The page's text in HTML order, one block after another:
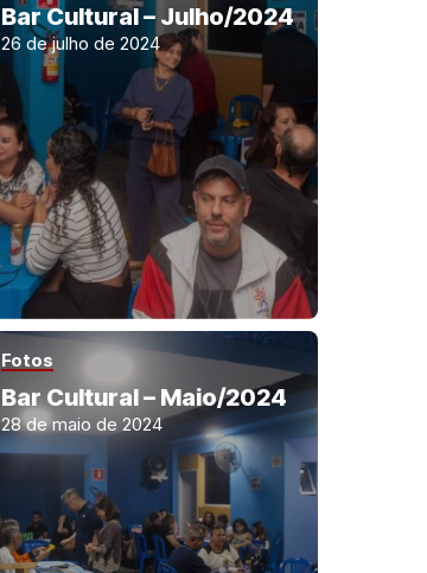
Bar Cultural – Julho/2024
26 de julho de 2024
Fotos
Bar Cultural – Maio/2024
28 de maio de 2024